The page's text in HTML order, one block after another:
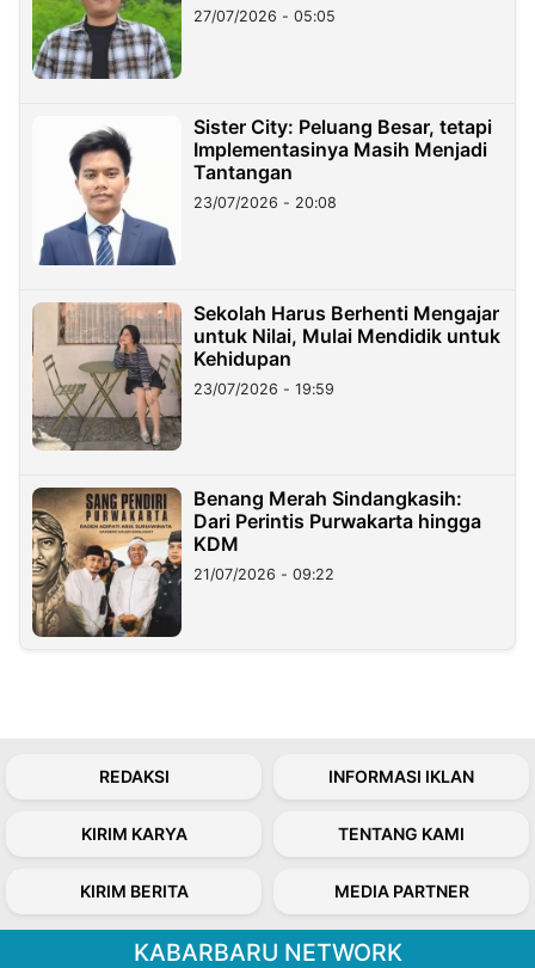
27/07/2026 - 05:05
Sister City: Peluang Besar, tetapi
Implementasinya Masih Menjadi
Tantangan
23/07/2026 - 20:08
Sekolah Harus Berhenti Mengajar
untuk Nilai, Mulai Mendidik untuk
Kehidupan
23/07/2026 - 19:59
Benang Merah Sindangkasih:
Dari Perintis Purwakarta hingga
KDM
21/07/2026 - 09:22
REDAKSI INFORMASI IKLAN
KIRIM KARYA TENTANG KAMI
KIRIM BERITA MEDIA PARTNER
KABARBARU NETWORK